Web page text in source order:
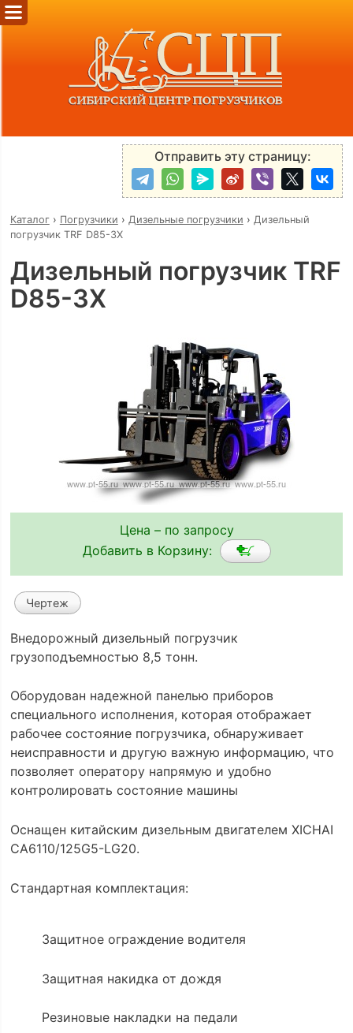
Отправить эту страницу:
Каталог› Погрузчики › Дизельные погрузчики › Дизельный
погрузчик TRF D85-3X
Дизельный погрузчик TRF
D85-3X
Цена – по запросу
Добавить в Корзину:
Чертеж
Внедорожный дизельный погрузчик
грузоподъемностью 8,5 тонн.
Оборудован надежной панелью приборов
специального исполнения, которая отображает
рабочее состояние погрузчика, обнаруживает
неисправности и другую важную информацию, что
позволяет оператору напрямую и удобно
контролировать состояние машины
Оснащен китайским дизельным двигателем XICHAI
CA6110/125G5-LG20.
Стандартная комплектация:
Защитное ограждение водителя
Защитная накидка от дождя
Резиновые накладки на педали